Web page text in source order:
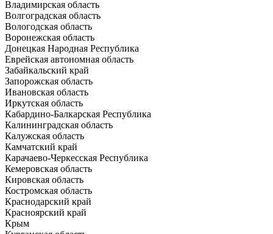
Владимирская область
Волгоградская область
Вологодская область
Воронежская область
Донецкая Народная Республика
Еврейская автономная область
Забайкальский край
Запорожская область
Ивановская область
Иркутская область
Кабардино-Балкарская Республика
Калининградская область
Калужская область
Камчатский край
Карачаево-Черкесская Республика
Кемеровская область
Кировская область
Костромская область
Краснодарский край
Красноярский край
Крым